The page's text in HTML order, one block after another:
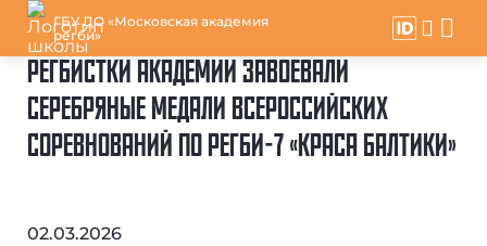
ГБУ ДО «Московская академия
регби»
РЕГБИСТКИ АКАДЕМИИ ЗАВОЕВАЛИ
СЕРЕБРЯНЫЕ МЕДАЛИ ВСЕРОССИЙСКИХ
СОРЕВНОВАНИЙ ПО РЕГБИ-7 «КРАСА БАЛТИКИ»
02.03.2026